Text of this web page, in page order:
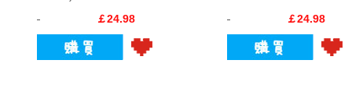
￡24.98
￡24.98